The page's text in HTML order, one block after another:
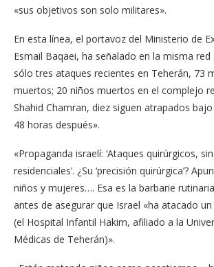
«sus objetivos son solo militares».
En esta línea, el portavoz del Ministerio de
Esmail Baqaei, ha señalado en la misma red
sólo tres ataques recientes en Teherán, 73
muertos; 20 niños muertos en el complejo
Shahid Chamran, diez siguen atrapados
48 horas después».
«Propaganda israelí: ‘Ataques quirúrgicos,
residenciales’. ¿Su ‘precisión quirúrgica’?
niños y mujeres…. Esa es la barbarie
antes de asegurar que Israel «ha atacado
(el Hospital Infantil Hakim, afiliado a la
Médicas de Teherán)».